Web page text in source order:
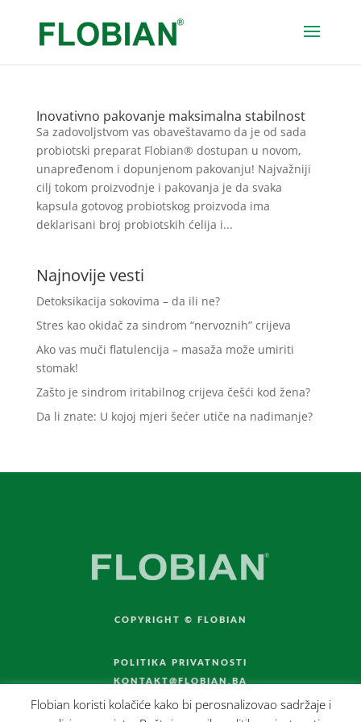
Inovativno pakovanje maksimalna stabilnost
Sa zadovoljstvom vas obaveštavamo da je od sada
probiotski preparat Flobian® dostupan u novom,
unapređenom i dopunjenom pakovanju! Najvažniji
cilj tokom proizvodnje i pakovanja je da svaka
kapsula gotovog probiotskog proizvoda ima
deklarisani broj probiotskih ćelija i...
Najnovije vesti
Detoksikacija sokovima – da ili ne?
Stres kao okidač za sindrom “nervoznih” crijeva
Ako vas muči flatulencija – masaža može umiriti
stomak!
Zašto je sindrom iritabilnog crijeva češći kod žena?
Da li znate: U kojoj mjeri šećer utiče na nadimanje?
COPYRIGHT © FLOBIAN
POLITIKA PRIVATNOSTI
KONTAKT@FLOBIAN.BA
Flobian koristi kolačiće kako bi perosnalizovao sadržaje i